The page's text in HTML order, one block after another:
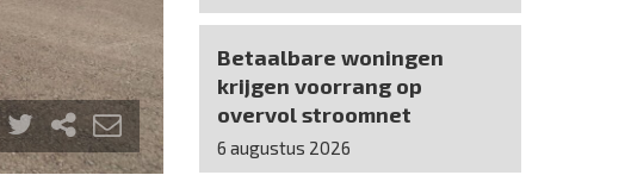
Betaalbare woningen
krijgen voorrang op
overvol stroomnet
6 augustus 2026